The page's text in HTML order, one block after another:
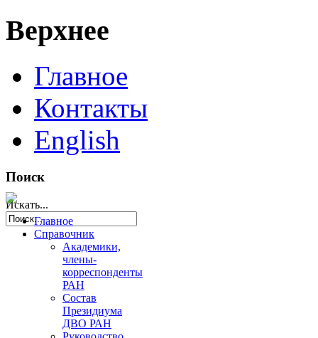
Верхнее
Главное
Контакты
English
Поиск
Искать...
Главное
Справочник
Академики,
члены-
корреспонденты
РАН
Состав
Президиума
ДВО РАН